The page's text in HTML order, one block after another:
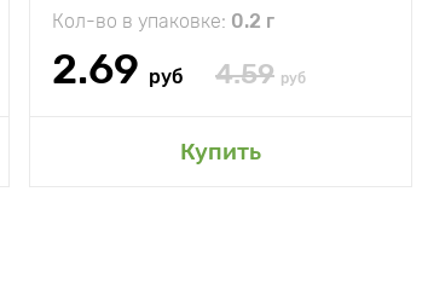
Кол-во в упаковке: 0.2 г
2.69 руб 4.59 руб
Купить